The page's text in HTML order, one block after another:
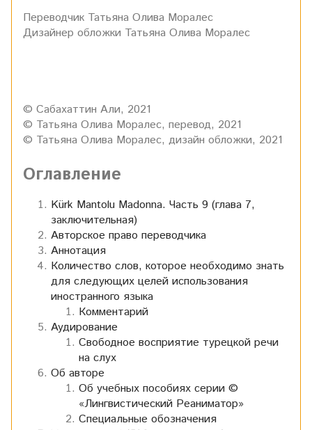
Переводчик Татьяна Олива Моралес
Дизайнер обложки Татьяна Олива Моралес
© Сабахаттин Али, 2021
© Татьяна Олива Моралес, перевод, 2021
© Татьяна Олива Моралес, дизайн обложки, 2021
Оглавление
Kürk Mantolu Madonna. Часть 9 (глава 7,
заключительная)
Авторское право переводчика
Аннотация
Количество слов, которое необходимо знать
для следующих целей использования
иностранного языка
Комментарий
Аудирование
Свободное восприятие турецкой речи
на слух
Об авторе
Об учебных пособиях серии ©
«Лингвистический Реаниматор»
Специальные обозначения